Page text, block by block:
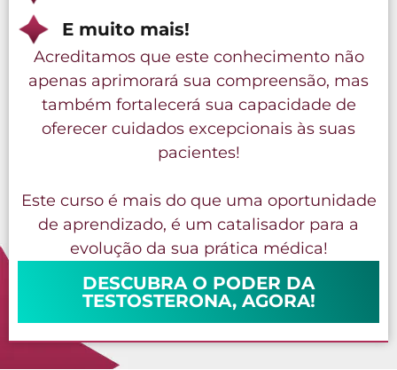
E muito mais!
Acreditamos que este conhecimento não
apenas aprimorará sua compreensão, mas
também fortalecerá sua capacidade de
oferecer cuidados excepcionais às suas
pacientes!
Este curso é mais do que uma oportunidade
de aprendizado, é um catalisador para a
evolução da sua prática médica!
DESCUBRA O PODER DA
TESTOSTERONA, AGORA!